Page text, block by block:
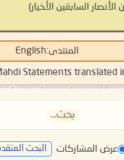
الأنصار السابقين الأخيار)
المنتدى:English
Statements translated
عرض المشاركات البحث